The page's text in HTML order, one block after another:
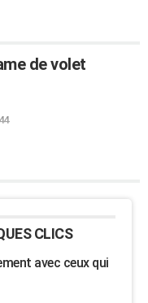
de volet
CLICS
avec ceux qui